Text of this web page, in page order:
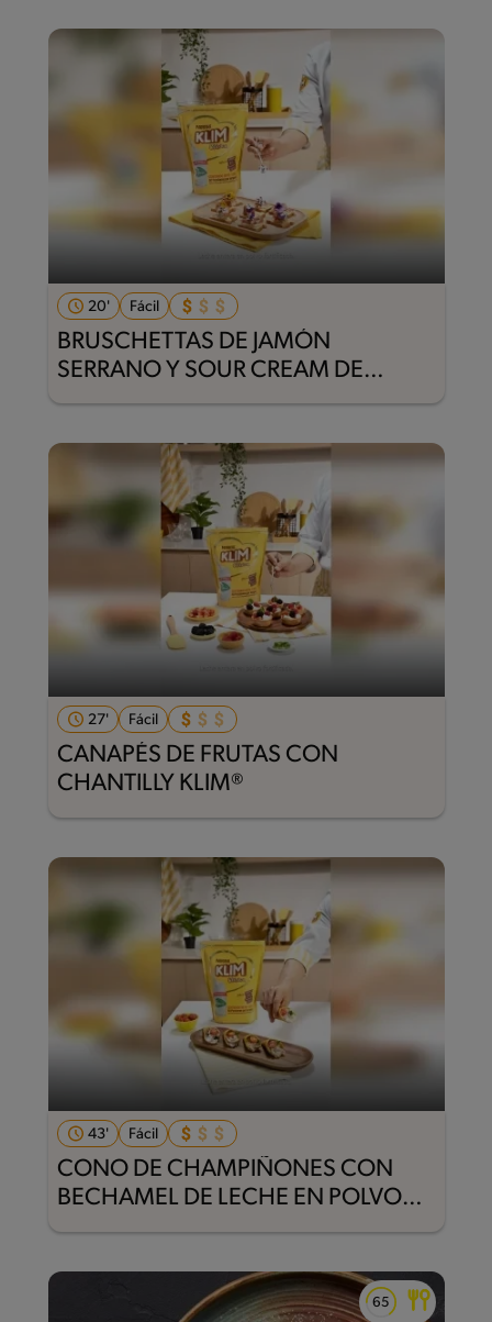
20' Fácil
BRUSCHETTAS DE JAMÓN
SERRANO Y SOUR CREAM DE
LECHE KLIM®
27' Fácil
CANAPÉS DE FRUTAS CON
CHANTILLY KLIM®
43' Fácil
CONO DE CHAMPIÑONES CON
BECHAMEL DE LECHE EN POLVO
KLIM® (RECETA VEGETARIANA)